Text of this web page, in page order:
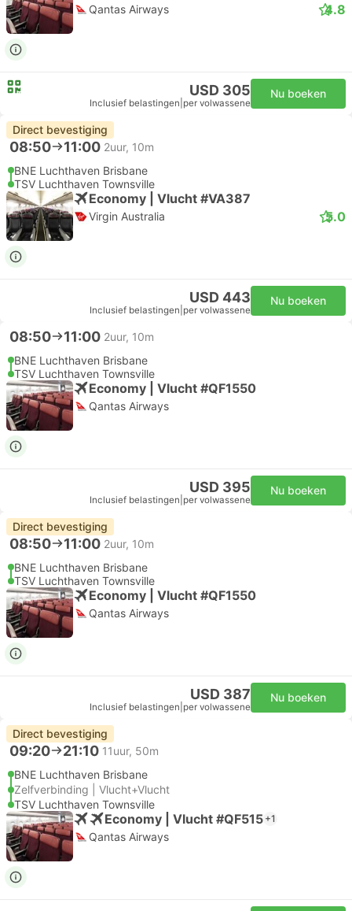
Qantas Airways 4.8
USD 305
Inclusief belastingen per volwassene
Nu boeken
Direct bevestiging
08:50 11:00 2uur, 10m
BNE Luchthaven Brisbane
TSV Luchthaven Townsville
Economy | Vlucht #VA387
Virgin Australia 5.0
USD 443
Inclusief belastingen per volwassene
Nu boeken
08:50 11:00 2uur, 10m
BNE Luchthaven Brisbane
TSV Luchthaven Townsville
Economy | Vlucht #QF1550
Qantas Airways
USD 395
Inclusief belastingen per volwassene
Nu boeken
Direct bevestiging
08:50 11:00 2uur, 10m
BNE Luchthaven Brisbane
TSV Luchthaven Townsville
Economy | Vlucht #QF1550
Qantas Airways
USD 387
Inclusief belastingen per volwassene
Nu boeken
Direct bevestiging
09:20 21:10 11uur, 50m
BNE Luchthaven Brisbane
Zelfverbinding | Vlucht+Vlucht
TSV Luchthaven Townsville
Economy | Vlucht #QF515 +1
Qantas Airways